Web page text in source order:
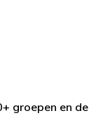
groepen en de